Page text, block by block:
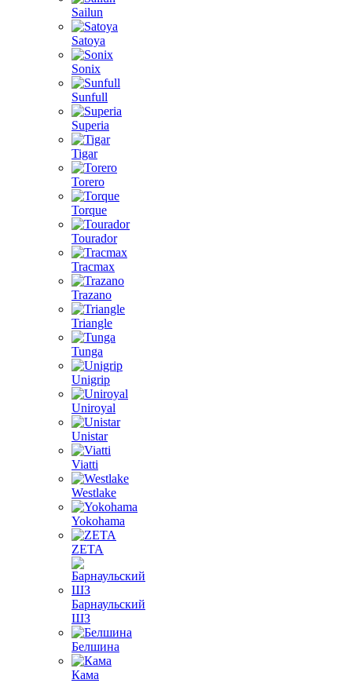
Sailun
Satoya
Sonix
Sunfull
Superia
Tigar
Torero
Torque
Tourador
Tracmax
Trazano
Triangle
Tunga
Unigrip
Uniroyal
Unistar
Viatti
Westlake
Yokohama
ZETA
Барнаульский
ШЗ
Белшина
Кама